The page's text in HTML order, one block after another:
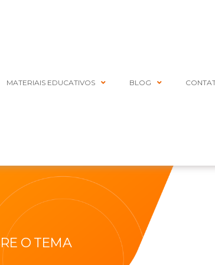
MATERIAIS EDUCATIVOS BLOG
O TEMA